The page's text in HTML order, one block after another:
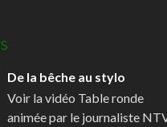
De la bêche au stylo
Voir la vidéo Table ronde
animée par le journaliste